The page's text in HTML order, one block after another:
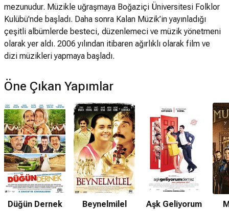
mezunudur. Müzikle uğraşmaya Boğaziçi Üniversitesi Folklor
Kulübü'nde başladı. Daha sonra Kalan Müzik’in yayınladığı
çeşitli albümlerde besteci, düzenlemeci ve müzik yönetmeni
olarak yer aldı. 2006 yılından itibaren ağırlıklı olarak film ve
dizi müzikleri yapmaya başladı.
Öne Çıkan Yapımlar
Düğün Dernek Beynelmilel
Aşk Geliyorum